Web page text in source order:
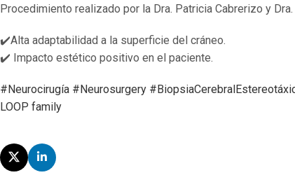
Procedimiento realizado por la Dra. Patricia Cabrerizo y Dra.
✔️Alta adaptabilidad a la superficie del cráneo.
✔️ Impacto estético positivo en el paciente.
#Neurocirugía #Neurosurgery
LOOP family